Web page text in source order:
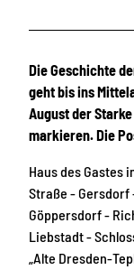
Die Geschichte
geht bis ins
August der
markieren. Die
Haus des Gastes
Straße -
Göppersdorf -
Liebstadt -
„Alte Dresden-